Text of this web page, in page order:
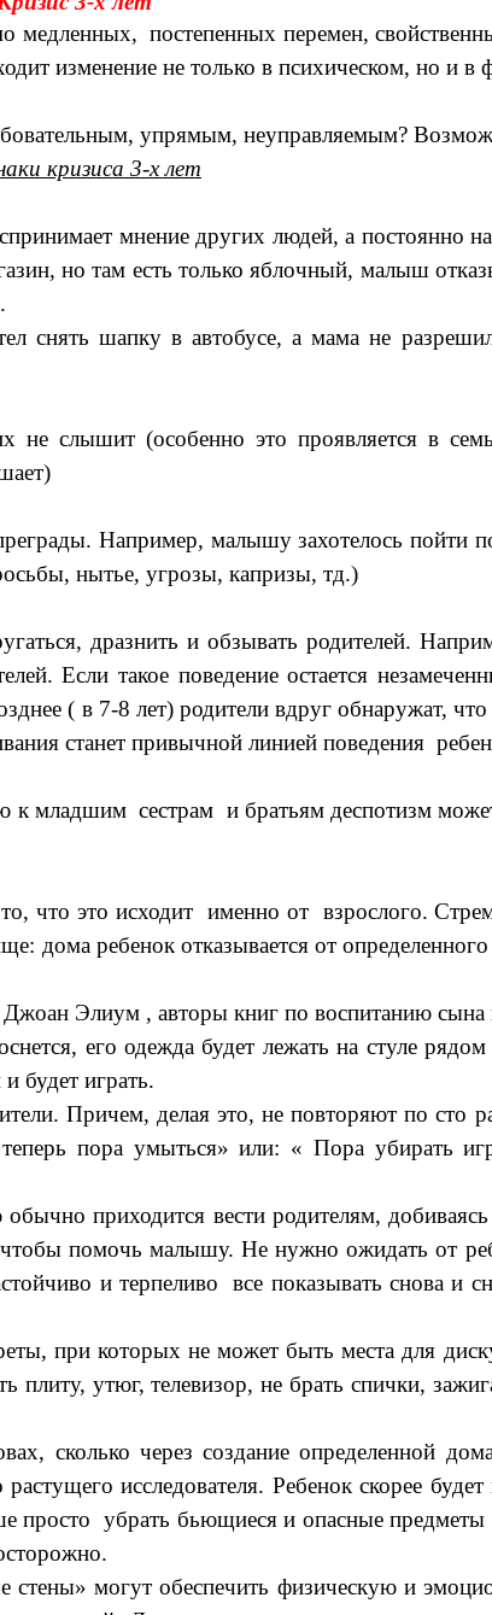
постепенных перемен,
изменение не только в психическом, но и
упрямым, неуправляемым?
кризиса 3-х лет
мнение других людей, а постоянно
но там есть только яблочный, малыш
шапку в автобусе, а мама не
слышит (особенно это проявляется в
Например, малышу захотелось пойти
нытье, угрозы, капризы, тд.)
дразнить и обзывать родителей.
Если такое поведение остается
( в 7-8 лет) родители вдруг обнаружат,
станет привычной линией поведения
младшим сестрам и братьям деспотизм
это исходит именно от взрослого.
дома ребенок отказывается от
Элиум , авторы книг по воспитанию сына
его одежда будет лежать на стуле рядом
будет играть.
Причем, делая это, не повторяют по сто
пора умыться» или: « Пора убирать
приходится вести родителям, добиваясь
помочь малышу. Не нужно ожидать от
и терпеливо все показывать снова и
при которых не может быть места для
утюг, телевизор, не брать спички,
сколько через создание определенной
исследователя. Ребенок скорее
просто убрать бьющиеся и опасные предметы
могут обеспечить физическую и